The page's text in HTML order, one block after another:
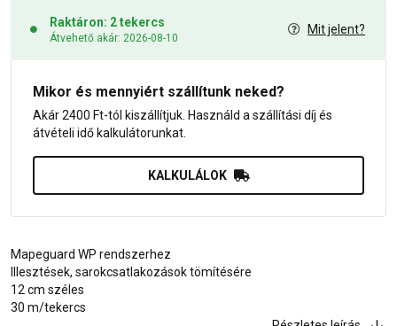
Raktáron: 2 tekercs
Átvehető akár: 2026-08-10
Mit jelent?
Mikor és mennyiért szállítunk neked?
Akár 2400 Ft-tól kiszállítjuk. Használd a szállítási díj és
átvételi idő kalkulátorunkat.
KALKULÁLOK
Mapeguard WP rendszerhez
Illesztések, sarokcsatlakozások tömítésére
12 cm széles
30 m/tekercs